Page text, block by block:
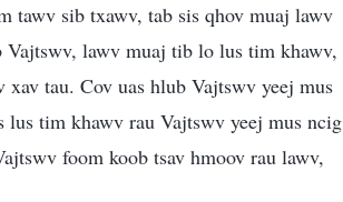
tawv sib txawv, tab sis qhov muaj lawv
lawv muaj tib lo lus tim khawv,
tau. Cov uas hlub Vajtswv yeej mus
lus tim khawv rau Vajtswv yeej mus ncig
foom koob tsav hmoov rau lawv,